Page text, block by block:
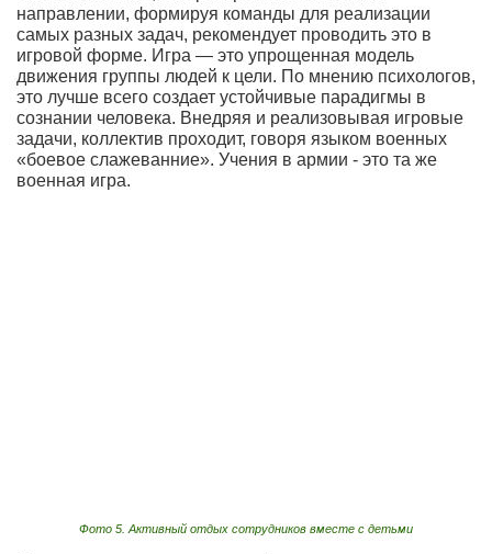
направлении, формируя команды для реализации
самых разных задач, рекомендует проводить это в
игровой форме. Игра — это упрощенная модель
движения группы людей к цели. По мнению психологов,
это лучше всего создает устойчивые парадигмы в
сознании человека. Внедряя и реализовывая игровые
задачи, коллектив проходит, говоря языком военных
«боевое слажеванние». Учения в армии - это та же
военная игра.
Фото 5. Активный отдых сотрудников вместе с детьми